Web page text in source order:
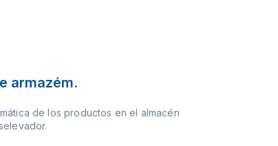
armazém.
de los productos en el almacén